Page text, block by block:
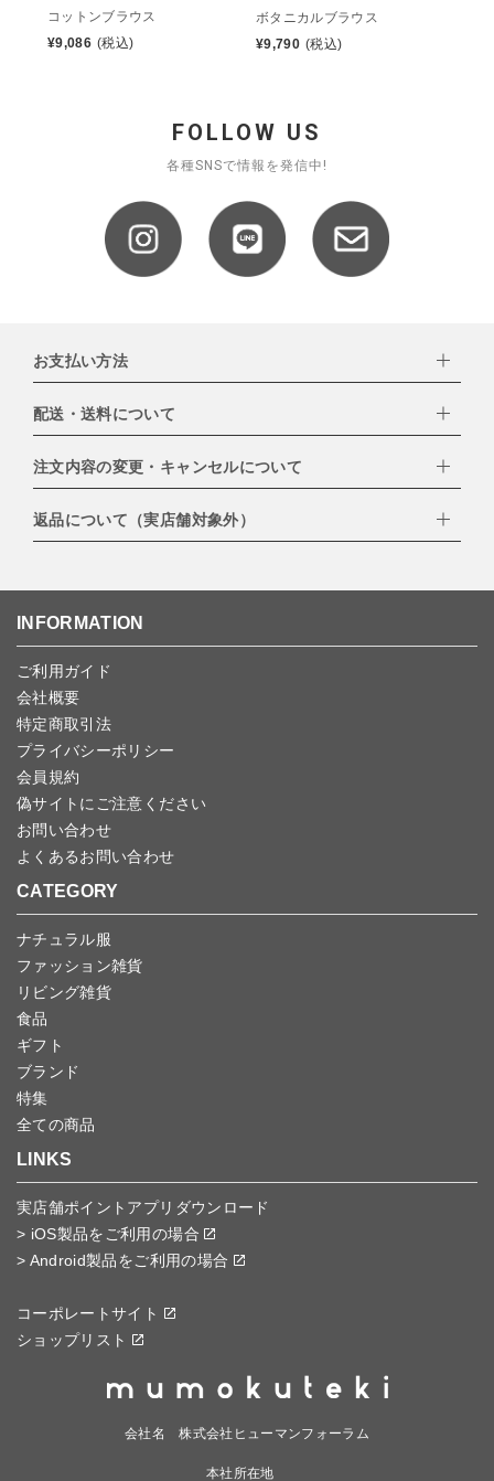
コットンブラウス
¥9,086 (税込)
ボタニカルブラウス
¥9,790 (税込)
FOLLOW US
各種SNSで情報を発信中!
お支払い方法
下記お支払い方法よりお選びいただけます。
・クレジットカード（VISA,mastercard,JCB,AMERICAN
EXPRESS,Diners Club）
・PayPay
・NP後払い
配送・送料について
配達業者：日本郵便
北海道：1,400円
沖縄：1,400円
注文内容の変更・キャンセルについて
ご注文日当日から翌日のAM9:00までにご連絡頂いた場合はキャン
セルは可能です。
ンセルしていただいた後、ご希望の商品のみ再度ご注文お願いしま
予約商品など一部キャンセルが出来ない場合がございます。あらか
じめご了承ください。
返品について（実店舗対象外）
こちらよりご依頼ください。
INFORMATION
ご利用ガイド
会社概要
特定商取引法
プライバシーポリシー
会員規約
偽サイトにご注意ください
お問い合わせ
よくあるお問い合わせ
CATEGORY
ナチュラル服
ファッション雑貨
リビング雑貨
食品
ギフト
ブランド
特集
全ての商品
LINKS
実店舗ポイントアプリダウンロード
> iOS製品をご利用の場合
> Android製品をご利用の場合
コーポレートサイト
ショップリスト
会社名 株式会社ヒューマンフォーラム
本社所在地